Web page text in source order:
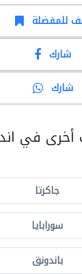
للمفضلة
شارك
شارك
في
جاكرتا
سورابايا
باندونق